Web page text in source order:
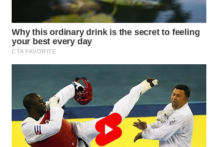
WN
TEBING
TINGGI
WN
KARAWANG
WN